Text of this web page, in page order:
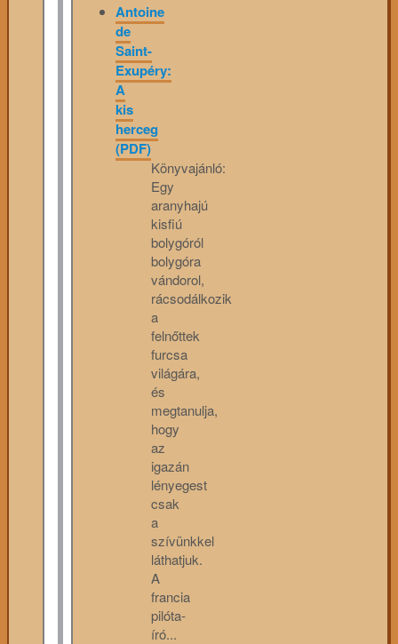
Antoine
de
Saint-
Exupéry:
A
kis
herceg
(PDF)
Könyvajánló:
Egy
aranyhajú
kisfiú
bolygóról
bolygóra
vándorol,
rácsodálkozik
a
felnőttek
furcsa
világára,
és
megtanulja,
hogy
az
igazán
lényegest
csak
a
szívünkkel
láthatjuk.
A
francia
pilóta-
író...